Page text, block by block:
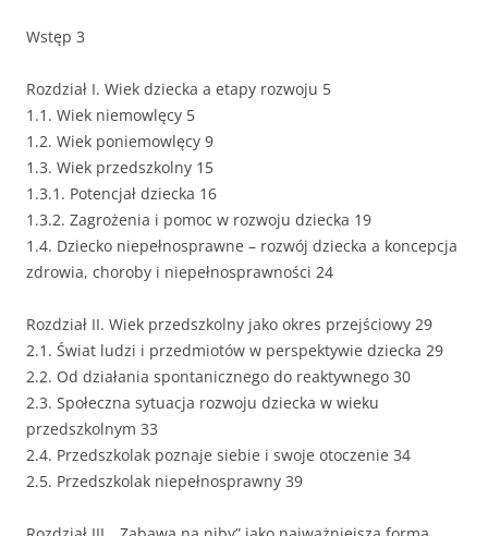
Wstęp 3
Rozdział I. Wiek dziecka a etapy rozwoju 5
1.1. Wiek niemowlęcy 5
1.2. Wiek poniemowlęcy 9
1.3. Wiek przedszkolny 15
1.3.1. Potencjał dziecka 16
1.3.2. Zagrożenia i pomoc w rozwoju dziecka 19
1.4. Dziecko niepełnosprawne – rozwój dziecka a koncepcja
zdrowia, choroby i niepełnosprawności 24
Rozdział II. Wiek przedszkolny jako okres przejściowy 29
2.1. Świat ludzi i przedmiotów w perspektywie dziecka 29
2.2. Od działania spontanicznego do reaktywnego 30
2.3. Społeczna sytuacja rozwoju dziecka w wieku
przedszkolnym 33
2.4. Przedszkolak poznaje siebie i swoje otoczenie 34
2.5. Przedszkolak niepełnosprawny 39